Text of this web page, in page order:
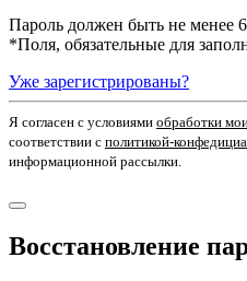
Пароль должен быть не менее
*Поля, обязательные для
Уже зарегистрированы?
Я согласен c условиями обработки
соответствии с политикой-
информационной рассылки.
Восстановление